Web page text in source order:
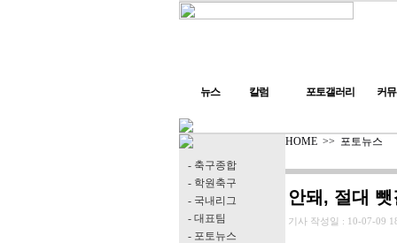
뉴스 칼럼 포토갤러리 커뮤
- 축구종합
- 학원축구
- 국내리그
- 대표팀
- 포토뉴스
HOME >> 포토뉴스
안돼, 절대
기사 작성일 : 10-07-09